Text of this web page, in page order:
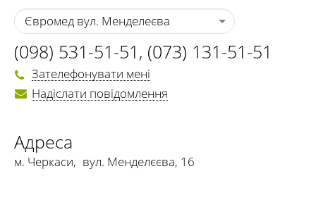
Євромед вул. Менделеєва
(098) 531-51-51, (073) 131-51-51
Зателефонувати мені
Надіслати повідомлення
Адреса
м. Черкаси, вул. Менделєєва, 16